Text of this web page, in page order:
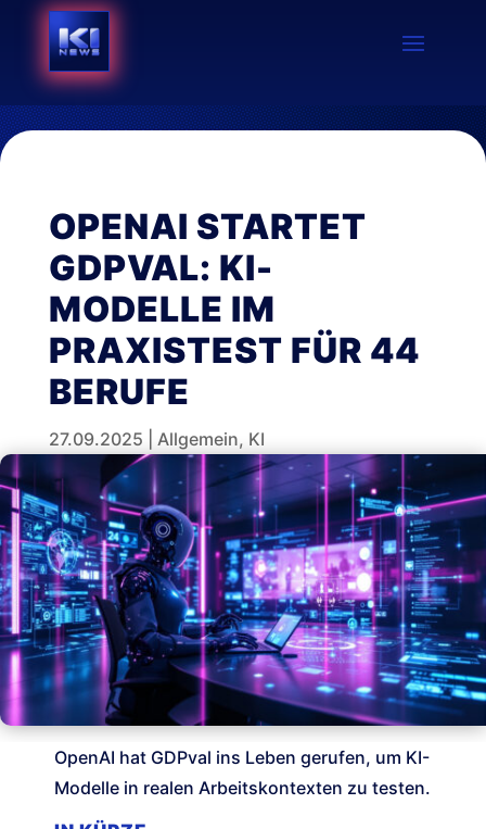
OPENAI STARTET
GDPVAL: KI-
MODELLE IM
PRAXISTEST FÜR 44
BERUFE
27.09.2025 Allgemein, KI
OpenAI hat GDPval ins Leben gerufen, um KI-
Modelle in realen Arbeitskontexten zu testen.